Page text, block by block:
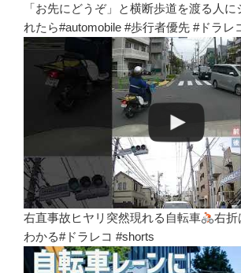
「お先にどうぞ」と横断歩道を渡る人に
れたら#automobile #歩行者優先 #ドラレ
右直事故ヒヤリ突然現れる自転車
右折
わかる#ドラレコ #shorts